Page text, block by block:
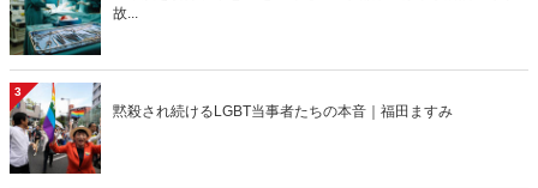
故...
3
黙殺され続けるLGBT当事者たちの本音｜福田ますみ